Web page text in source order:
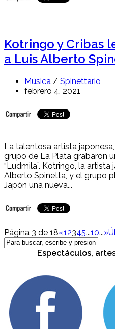
Kotringo y Cribas
a Luis Alberto
Música / Spinettario
febrero 4, 2021
La talentosa artista
grupo de La Plata grabaron
“Ludmila”. Kotringo, la
Alberto Spinetta, y el grupo
Japón una nueva...
Página 3 de 18«1 2345...10...»
Espectáculos, artes,